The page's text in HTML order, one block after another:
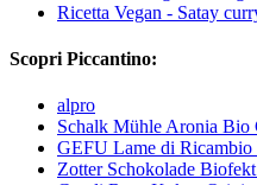
Ricetta Vegan - Satay
Scopri Piccantino:
alpro
Schalk Mühle Aronia Bio
GEFU Lame di
Zotter Schokolade